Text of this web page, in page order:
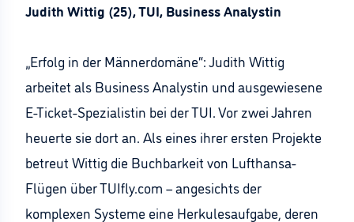
Judith Wittig (25), TUI, Business Analystin
„Erfolg in der Männerdomäne“: Judith Wittig
arbeitet als Business Analystin und ausgewiesene
E-Ticket-Spezialistin bei der TUI. Vor zwei Jahren
heuerte sie dort an. Als eines ihrer ersten Projekte
betreut Wittig die Buchbarkeit von Lufthansa-
Flügen über TUIfly.com – angesichts der
komplexen Systeme eine Herkulesaufgabe, deren